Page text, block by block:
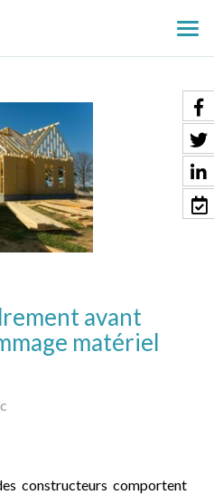
le
avant
matériel
constructeurs comportent